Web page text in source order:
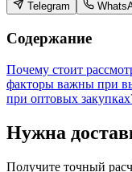
Telegram
Содержание
Почему стоит
факторы важны при
при оптовых
Нужна
Получите точный